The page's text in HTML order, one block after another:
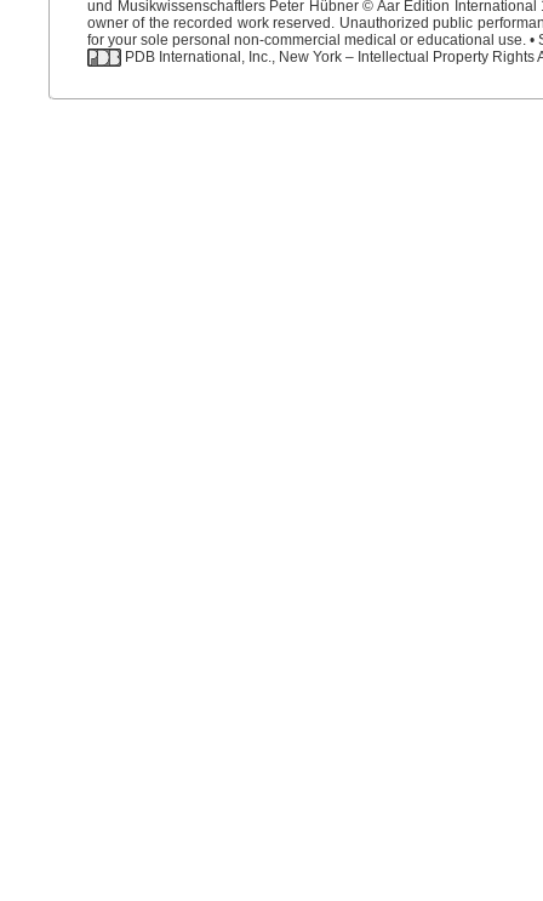
und Musikwissenschaftlers Peter Hübner © Aar Edition
owner of the recorded work reserved. Unauthorized public
for your sole personal non-commercial medical or educational use.
PDB International, Inc., New York – Intellectual Property Rights